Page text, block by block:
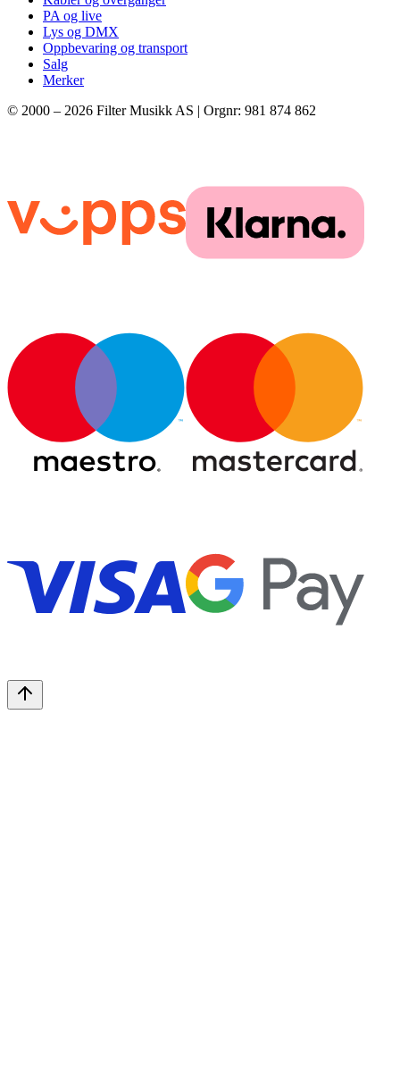
PA og live
Lys og DMX
Oppbevaring og transport
Salg
Merker
© 2000 – 2026 Filter Musikk AS | Orgnr: 981 874 862